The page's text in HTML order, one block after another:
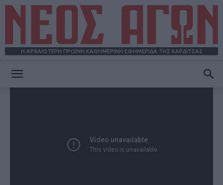
Η ΑΡΧΑΙΟΤΕΡΗ ΠΡΩΪΝΗ ΚΑΘΗΜΕΡΙΝΗ ΕΦΗΜΕΡΙΔΑ ΤΗΣ ΚΑΡΔΙΤΣΑΣ